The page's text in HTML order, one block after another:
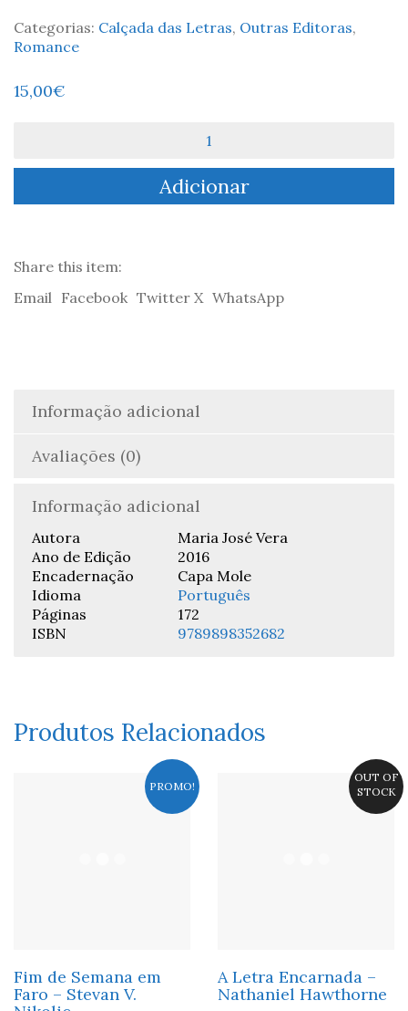
Categorias: Calçada das Letras, Outras Editoras,
Romance
15,00€
As
do
Maria
Vera
Adicionar
Share this item:
Email Facebook Twitter X WhatsApp
Informação adicional
Avaliações (0)
Informação adicional
Autora
Maria José Vera
Ano de Edição
2016
Encadernação
Capa Mole
Idioma
Português
Páginas
172
ISBN
9789898352682
Produtos Relacionados
PROMO!
Fim de Semana em
Faro – Stevan V.
OUT OF
STOCK
A Letra Encarnada –
Nathaniel Hawthorne